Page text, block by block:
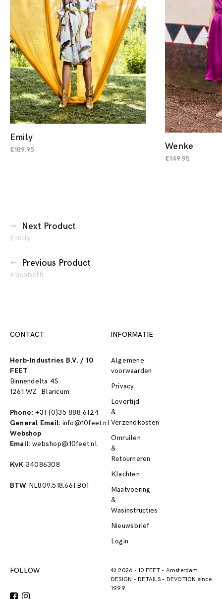
Emily
€189.95 Wenke
€149.95
Berichtennavigatie
Next Product
Emily
Previous Product
Elisabeth
CONTACT
Herb-Industries B.V. / 10
FEET
Binnendelta 4S
1261 WZ Blaricum
Phone: +31 (0)35 888 6124
General Email: info@10feet.nl
Webshop
Email: webshop@10feet.nl
KvK 34086308
BTW NL809.518.661.B01
INFORMATIE
Algemene
voorwaarden
Privacy
Levertijd
&
Verzendkosten
Omruilen
&
Retourneren
Klachten
Maatvoering
&
Wasinstructies
Nieuwsbrief
Login
FOLLOW © 2026 -10 FEET - Amsterdam
DESIGN – DETAILS – DEVOTION since
1999